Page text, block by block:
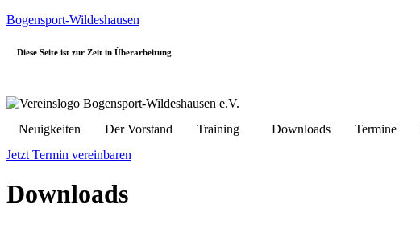
Bogensport-Wildeshausen
Diese Seite ist zur Zeit in Überarbeitung
Neuigkeiten Der Vorstand Training Downloads Termine
Jetzt Termin vereinbaren
Downloads